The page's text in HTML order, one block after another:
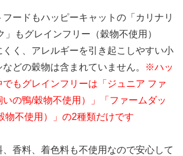
ードもハッピーキャットの「カリナリ
」もグレインフリー（穀物不使用）
くく、アレルギーを引き起こしやすい小
どの穀物は含まれていません。
※ハッ
でもグレインフリーは「ジュニア ファ
の鴨/穀物不使用）」「ファームダッ
物不使用）」の2種類だけです
、香料、着色料も不使用なので安心して